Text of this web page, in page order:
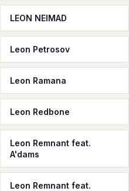
LEON NEIMAD
Leon Petrosov
Leon Ramana
Leon Redbone
Leon Remnant feat.
A'dams
Leon Remnant feat.